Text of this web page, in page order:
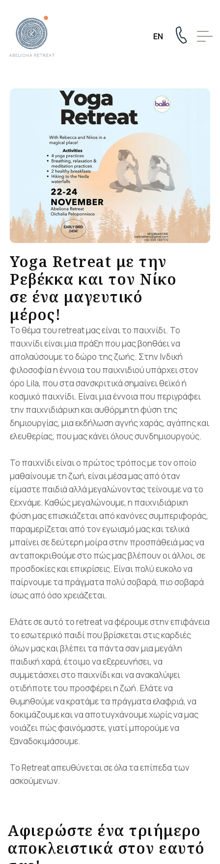
EN
Yoga Retreat με την
Ρεβέκκα και τον Νίκο
σε ένα μαγευτικό
μέρος!
Το θέμα του retreat μας είναι το παιχνίδι. Το
παιχνίδι είναι μια πράξη που μας βοηθάει να
απολαύσουμε το δώρο της ζωής. Στην Ινδική
φιλοσοφία η έννοια του παιχνιδιού υπάρχει στον
όρο Lila, που στα σανσκριτικά σημαίνει θεϊκό ή
κοσμικό παιχνίδι. Είναι μια έννοια που περιγράφει
την παιχνιδιάρικη και αυθόρμητη φύση της
δημιουργίας, μια εκδήλωση αγνής χαράς, αγάπης και
ελευθερίας, που μας κάνει όλους συνδημιουργούς.
Το παιχνίδι είναι ο πρώτος τρόπος με τον οποίο
μαθαίνουμε τη ζωή, είναι μέσα μας από όταν
είμαστε παιδιά αλλά μεγαλώνοντας τείνουμε να το
ξεχνάμε. Καθώς μεγαλώνουμε, η παιχνιδιάρικη
φύση μας επισκιάζεται από κανόνες συμπεριφοράς,
παραμερίζεται από τον εγωισμό μας και τελικά
μπαίνει σε δεύτερη μοίρα στην προσπάθειά μας να
ανταποκριθούμε στο πώς μας βλέπουν οι άλλοι, σε
προσδοκίες και επικρίσεις. Είναι πολύ ευκολο να
παίρνουμε τα πράγματα πολύ σοβαρά, πιο σοβαρά
ίσως από όσο χρειάζεται.
Ελάτε σε αυτό το retreat να φέρουμε στην επιφάνεια
το εσωτερικό παιδί που βρίσκεται στις καρδιές
όλων μας και βλέπει τα πάντα σαν μια μεγάλη
παιδική χαρά, έτοιμο να εξερευνήσει, να
συμμετάσχει στο παιχνίδι και να ανακαλύψει
οτιδήποτε του προσφέρει η ζωή. Ελάτε να
θυμηθούμε να κρατάμε τα πράγματα ελαφριά, να
δοκιμάζουμε και να αποτυγχάνουμε χωρίς να μας
νοιάζει πώς φαινόμαστε, γιατί μπορούμε να
ξαναδοκιμάσουμε.
Το Retreat απευθύνεται σε όλα τα επίπεδα των
ασκούμενων.
Αφιερώστε ένα τριήμερο
αποκλειστικά στον εαυτό
Login
Sign in to your hotel account!
USERNAME *
PASSWORD*
LOGIN
The
Retreat
Το Σαλόνι
Το Yurt
Διαμονή
Εμπειρίες
Αξιοθέατα &
Εκδρομές
Υπαίθριες
Δραστηριότητες
Διοργανώστε
το δικό σας
Retreat
Νέα &
360 virtual
tours
Κριτικές
Φωτογραφίες
βιωσιμότητας
Επικοινωνία
Where Every
Moment
Memory